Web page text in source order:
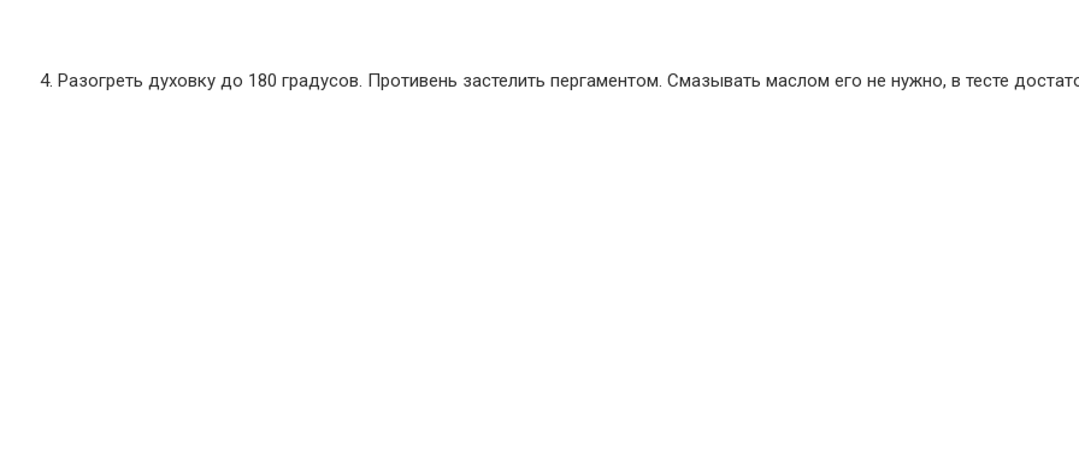
Разогреть духовку до 180 градусов. Противень застелить пергаментом. Смазывать маслом его не нужно, в тесте